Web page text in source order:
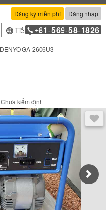
Đăng ký miễn phí Đăng nhập
Tiếng Việt
+81 -569-58-1826
DENYO GA-2606U3
Chưa kiểm định